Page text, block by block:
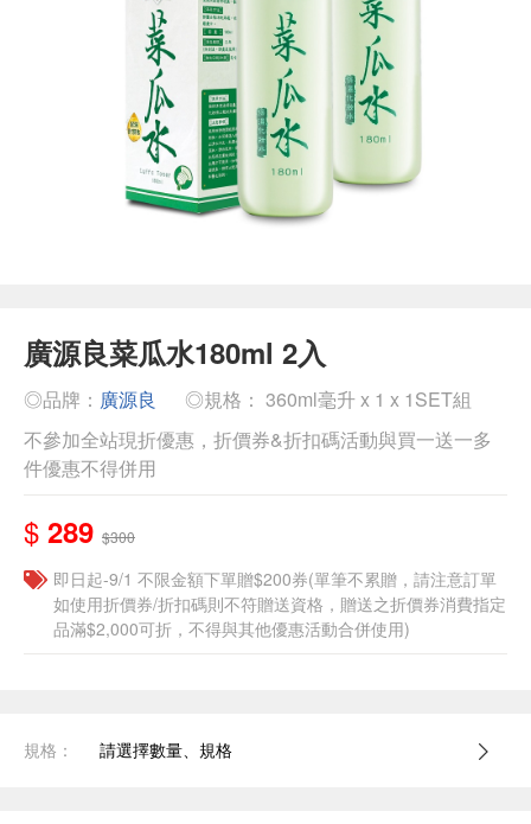
廣源良菜瓜水180ml 2入
◎品牌： 廣源良
◎規格： 360ml毫升 x 1 x 1SET組
不參加全站現折優惠，折價券&折扣碼活動與買一送一多
件優惠不得併用
$ 289 $300
即日起-9/1 不限金額下單贈$200券(單筆不累贈，請注意訂單
如使用折價券/折扣碼則不符贈送資格，贈送之折價券消費指定
品滿$2,000可折，不得與其他優惠活動合併使用)
規格： 請選擇數量、規格